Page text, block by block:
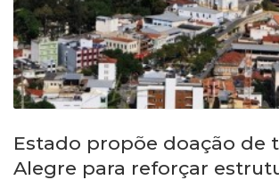
Estado propõe doação de
Alegre para reforçar